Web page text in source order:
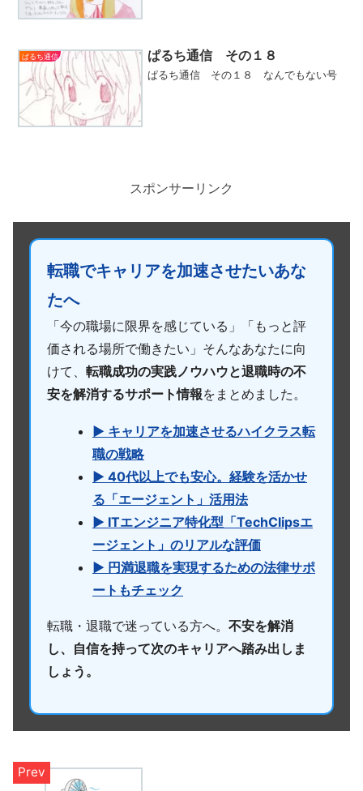
ぱるち通信 ぱるち通信 その１８
ぱるち通信 その１８ なんでもない号
スポンサーリンク
転職でキャリアを加速させたいあな
たへ
「今の職場に限界を感じている」「もっと評
価される場所で働きたい」そんなあなたに向
けて、 転職成功の実践ノウハウと退職時の不
安を解消するサポート情報をまとめました。
▶ キャリアを加速させるハイクラス転
職の戦略
▶ 40代以上でも安心。経験を活かせ
る「エージェント」活用法
▶ ITエンジニア特化型「TechClipsエ
ージェント」のリアルな評価
▶ 円満退職を実現するための法律サポ
ートもチェック
転職・退職で迷っている方へ。 不安を解消
し、自信を持って次のキャリアへ踏み出しま
しょう。